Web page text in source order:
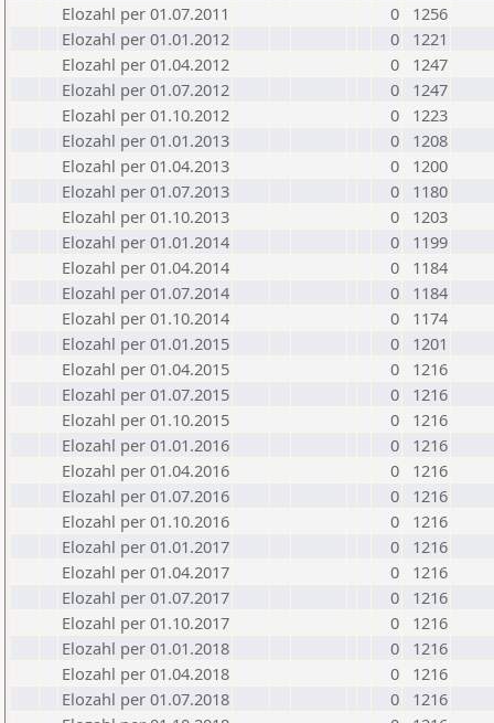
Elozahl per 01.07.2011
0
1256
Elozahl per 01.01.2012
0
1221
Elozahl per 01.04.2012
0
1247
Elozahl per 01.07.2012
0
1247
Elozahl per 01.10.2012
0
1223
Elozahl per 01.01.2013
0
1208
Elozahl per 01.04.2013
0
1200
Elozahl per 01.07.2013
0
1180
Elozahl per 01.10.2013
0
1203
Elozahl per 01.01.2014
0
1199
Elozahl per 01.04.2014
0
1184
Elozahl per 01.07.2014
0
1184
Elozahl per 01.10.2014
0
1174
Elozahl per 01.01.2015
0
1201
Elozahl per 01.04.2015
0
1216
Elozahl per 01.07.2015
0
1216
Elozahl per 01.10.2015
0
1216
Elozahl per 01.01.2016
0
1216
Elozahl per 01.04.2016
0
1216
Elozahl per 01.07.2016
0
1216
Elozahl per 01.10.2016
0
1216
Elozahl per 01.01.2017
0
1216
Elozahl per 01.04.2017
0
1216
Elozahl per 01.07.2017
0
1216
Elozahl per 01.10.2017
0
1216
Elozahl per 01.01.2018
0
1216
Elozahl per 01.04.2018
0
1216
Elozahl per 01.07.2018
0
1216